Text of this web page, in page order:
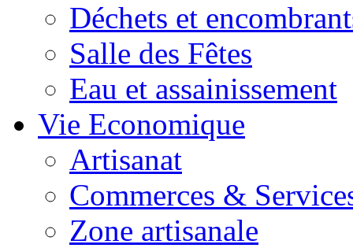
Déchets et
Salle des Fêtes
Eau et assainissement
Vie Economique
Artisanat
Commerces &
Zone artisanale